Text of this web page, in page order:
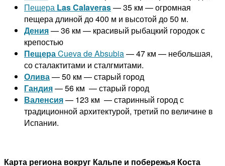
Пещера Las Calaveras— 35 км — огромная
пещера длиной до 400 м и высотой до 50 м.
Дения— 36 км — красивый рыбацкий городок с
крепостью
ПещераCueva de Absubia— 47 км — небольшая,
со сталактитами и сталгмитами.
Олива— 50 км — старый город
Гандия— 56 км — старый город
Валенсия— 123 км — старинный город с
традиционной архитектурой, третий по величине в
Испании.
Карта региона вокруг Кальпе и побережья Коста